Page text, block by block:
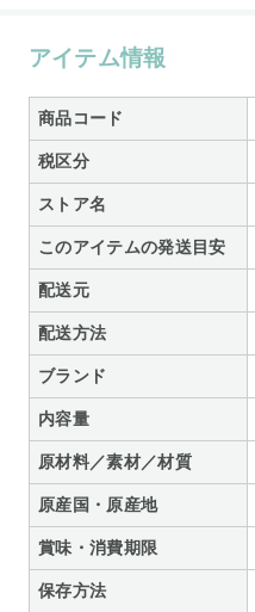
アイテム情報
商品コード
税区分
ストア名
このアイテムの発送目安
配送元
配送方法
ブランド
内容量
原材料／素材／材質
原産国・原産地
賞味・消費期限
保存方法